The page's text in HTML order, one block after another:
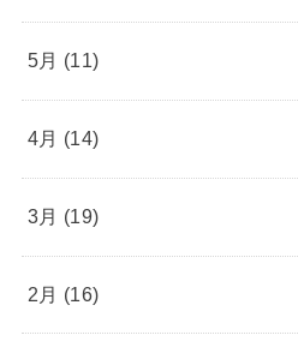
5月 (11)
4月 (14)
3月 (19)
2月 (16)